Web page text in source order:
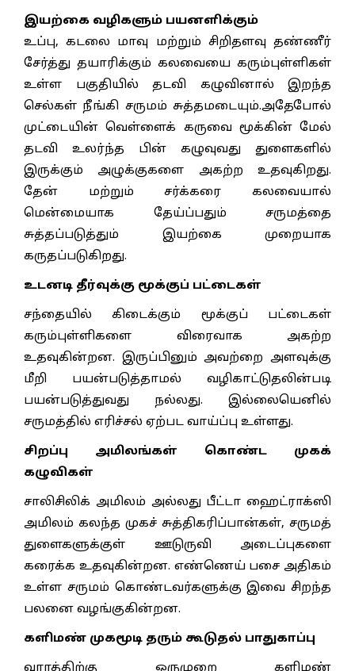
இயற்கை வழிகளும் பயனளிக்கும்
உப்பு, கடலை மாவு மற்றும் சிறிதளவு தண்ணீர்
சேர்த்து தயாரிக்கும் கலவையை கரும்புள்ளிகள்
உள்ள பகுதியில் தடவி கழுவினால் இறந்த
செல்கள் நீங்கி சருமம் சுத்தமடையும்.அதேபோல்
முட்டையின் வெள்ளைக் கருவை மூக்கின் மேல்
தடவி உலர்ந்த பின் கழுவுவது துளைகளில்
இருக்கும் அழுக்குகளை அகற்ற உதவுகிறது.
தேன் மற்றும் சர்க்கரை கலவையால்
மென்மையாக தேய்ப்பதும் சருமத்தை
சுத்தப்படுத்தும் இயற்கை முறையாக
கருதப்படுகிறது.
உடனடி தீர்வுக்கு மூக்குப் பட்டைகள்
சந்தையில் கிடைக்கும் மூக்குப் பட்டைகள்
கரும்புள்ளிகளை விரைவாக அகற்ற
உதவுகின்றன. இருப்பினும் அவற்றை அளவுக்கு
மீறி பயன்படுத்தாமல் வழிகாட்டுதலின்படி
பயன்படுத்துவது நல்லது. இல்லையெனில்
சருமத்தில் எரிச்சல் ஏற்பட வாய்ப்பு உள்ளது.
சிறப்பு அமிலங்கள் கொண்ட முகக்
கழுவிகள்
சாலிசிலிக் அமிலம் அல்லது பீட்டா ஹைட்ராக்ஸி
அமிலம் கலந்த முகச் சுத்திகரிப்பான்கள், சருமத்
துளைகளுக்குள் ஊடுருவி அடைப்புகளை
கரைக்க உதவுகின்றன. எண்ணெய் பசை அதிகம்
உள்ள சருமம் கொண்டவர்களுக்கு இவை சிறந்த
பலனை வழங்குகின்றன.
களிமண் முகமூடி தரும் கூடுதல் பாதுகாப்பு
வாரத்திற்கு ஒருமுறை களிமண்